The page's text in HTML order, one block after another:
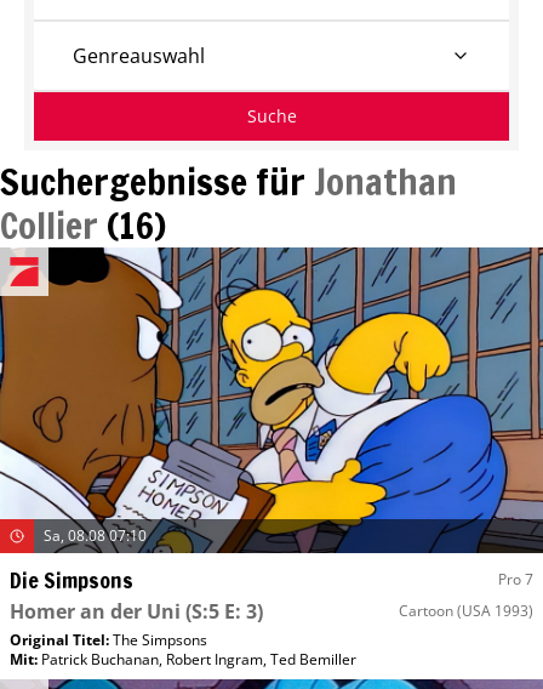
Suchergebnisse für Jonathan
Collier (16)
Sa, 08.08 07:10
Die Simpsons Pro 7
Homer an der Uni (S:5 E: 3) Cartoon(USA 1993)
Original Titel:The Simpsons
Mit: Patrick Buchanan, Robert Ingram,Ted Bemiller
Genreauswahl
Suche